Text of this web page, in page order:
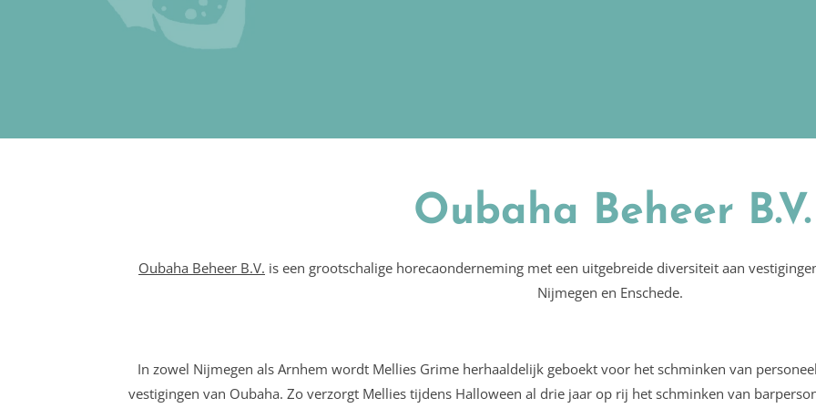
Oubaha Beheer B.V.
Oubaha Beheer B.V. is een grootschalige horecaonderneming met een uitgebreide diversiteit aan
Nijmegen en Enschede.
In zowel Nijmegen als Arnhem wordt Mellies Grime herhaaldelijk geboekt voor het schminken van
vestigingen van Oubaha. Zo verzorgt Mellies tijdens Halloween al drie jaar op rij het schminken van